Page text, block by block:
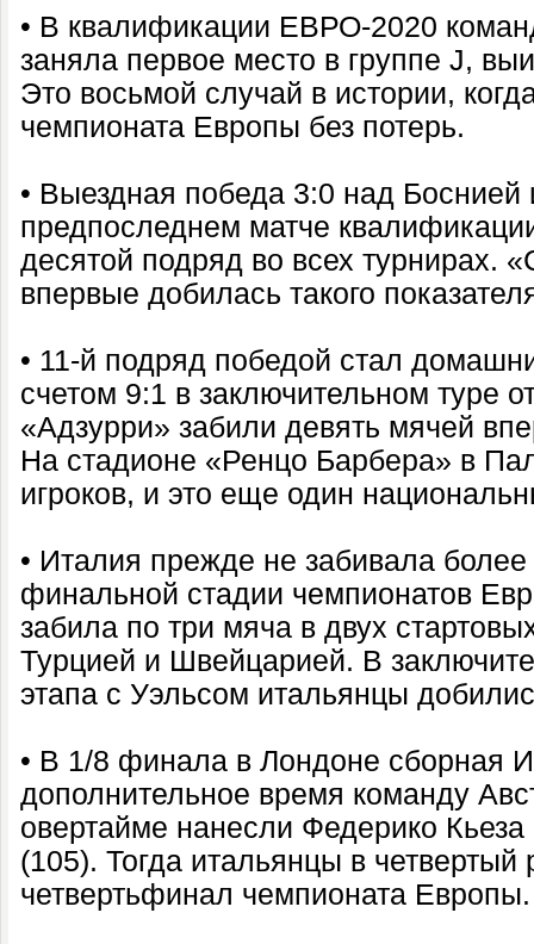
• В квалификации ЕВРО-2020
заняла первое место в группе J,
Это восьмой случай в истории,
чемпионата Европы без потерь.
• Выездная победа 3:0 над Боснией
предпоследнем матче
десятой подряд во всех турнирах.
впервые добилась такого
• 11-й подряд победой стал
счетом 9:1 в заключительном туре
«Адзурри» забили девять мячей
На стадионе «Ренцо Барбера» в
игроков, и это еще один
• Италия прежде не забивала
финальной стадии чемпионатов
забила по три мяча в двух
Турцией и Швейцарией. В
этапа с Уэльсом итальянцы
• В 1/8 финала в Лондоне сборная
дополнительное время команду
овертайме нанесли Федерико
(105). Тогда итальянцы в
четвертьфинал чемпионата Европы.